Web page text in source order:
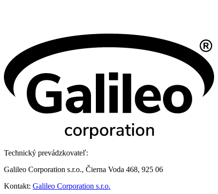
Technický prevádzkovateľ:
Galileo Corporation s.r.o., Čierna Voda 468, 925 06
Kontakt: Galileo Corporation s.r.o.